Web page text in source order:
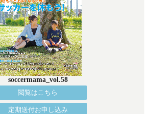
soccermama_vol.58
閲覧はこちら
定期送付お申し込み